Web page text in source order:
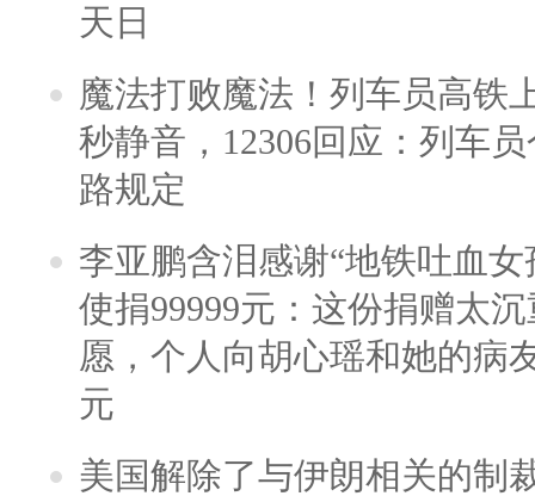
天日
魔法打败魔法！列车员高铁
秒静音，12306回应：列车
路规定
李亚鹏含泪感谢“地铁吐血
使捐99999元：这份捐赠太
愿，个人向胡心瑶和她的病
元
美国解除了与伊朗相关的制